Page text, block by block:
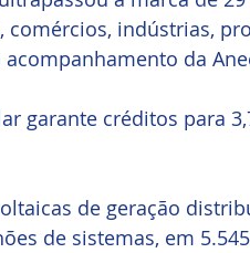
comércios, indústrias,
da
garante créditos para
de geração
de sistemas, em